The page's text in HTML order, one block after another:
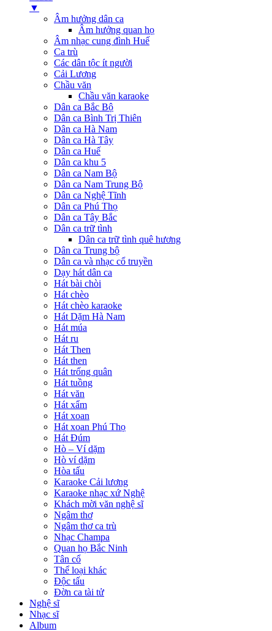
▼
Âm hưởng dân ca
Âm hưởng quan họ
Âm nhạc cung đình Huế
Ca trù
Các dân tộc ít người
Cải Lương
Chầu văn
Chầu văn karaoke
Dân ca Bắc Bộ
Dân ca Bình Trị Thiên
Dân ca Hà Nam
Dân ca Hà Tây
Dân ca Huế
Dân ca khu 5
Dân ca Nam Bộ
Dân ca Nam Trung Bộ
Dân ca Nghệ Tĩnh
Dân ca Phú Thọ
Dân ca Tây Bắc
Dân ca trữ tình
Dân ca trữ tình quê hương
Dân ca Trung bộ
Dân ca và nhạc cổ truyền
Dạy hát dân ca
Hát bài chòi
Hát chèo
Hát chèo karaoke
Hát Dặm Hà Nam
Hát múa
Hát ru
Hát Then
Hát then
Hát trống quân
Hát tuồng
Hát văn
Hát xẩm
Hát xoan
Hát xoan Phú Thọ
Hát Đúm
Hò – Ví dặm
Hò ví dặm
Hòa tấu
Karaoke Cải lương
Karaoke nhạc xứ Nghệ
Khách mời văn nghệ sĩ
Ngâm thơ
Ngâm thơ ca trù
Nhạc Champa
Quan họ Bắc Ninh
Tân cổ
Thể loại khác
Độc tấu
Đờn ca tài tử
Nghệ sĩ
Nhạc sĩ
Album